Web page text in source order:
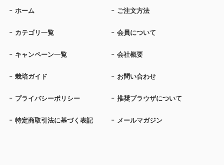
ホーム ご注文方法
カテゴリ一覧 会員について
キャンペーン一覧 会社概要
栽培ガイド お問い合わせ
プライバシーポリシー 推奨ブラウザについて
特定商取引法に基づく表記 メールマガジン